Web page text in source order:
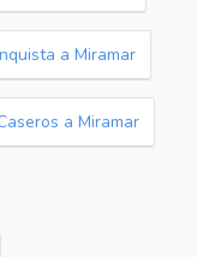
a Miramar
a Miramar